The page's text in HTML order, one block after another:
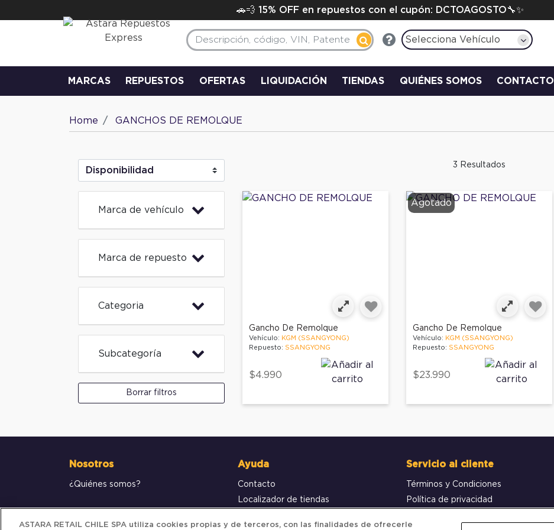
🚗💨 15% OFF en repuestos con el cupón: DCTOAGOSTO🔧✨
Selecciona Vehículo
MARCAS REPUESTOS OFERTAS LIQUIDACIÓN TIENDAS QUIÉNES SOMOS CONTACTO
Home GANCHOS DE REMOLQUE
3 Resultados
Marca de vehículo
Marca de repuesto
Categoria
Subcategoría
Borrar filtros
Gancho De Remolque
Vehículo: KGM (SSANGYONG)
Repuesto: SSANGYONG
$4.990
Agotado
Gancho De Remolque
Vehículo: KGM (SSANGYONG)
Repuesto: SSANGYONG
$23.990
Nosotros
¿Quiénes somos?
Ayuda
Contacto
Localizador de tiendas
Servicio al cliente
Términos y Condiciones
Política de privacidad
ASTARA RETAIL CHILE SPA utiliza cookies propias y de terceros, con las finalidades de ofrecerle